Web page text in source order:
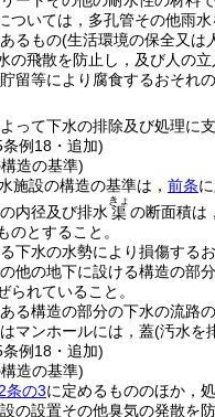
ついては，多孔管その他雨
るもの(生活環境の保全又は
の飛散を防止し，及び人の
留等により腐食するおそれ
って下水の排除及び処理に
例18・追加)
造の基準)
施設の構造の基準は， 前条
内径及び排水 渠
きょ
の断面積は
のとすること。
下水の水勢により損傷する
他の地下に設ける構造の部
られていること。
る構造の部分の下水の流路
マンホールには，蓋(汚水を
例18・追加)
造の基準)
条の3に定めるもののほか，
の設置その他臭気の発散を